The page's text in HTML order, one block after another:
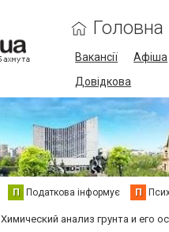
Головна
Вакансії Афіша
Довідкова
П Податкова інформує П
Химический анализ грунта и его